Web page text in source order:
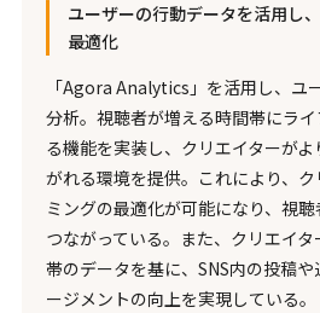
ユーザーの行動データを活用し
最適化
「Agora Analytics」を活用し、ユ
分析。視聴者が増える時間帯にラ
る機能を実装し、クリエイターが
がれる環境を提供。これにより、
ミングの最適化が可能になり、視
つながっている。また、クリエイ
帯のデータを基に、SNS内の投稿
ージメントの向上を実現している。